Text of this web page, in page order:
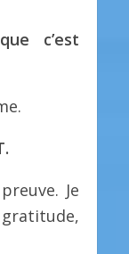
c’est
Je